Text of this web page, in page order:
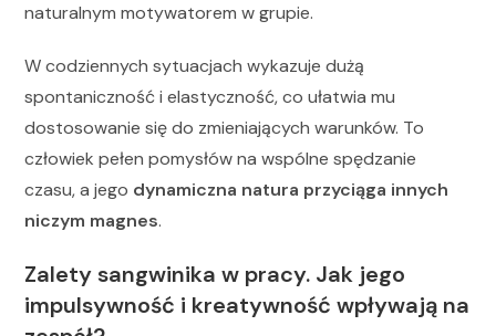
naturalnym motywatorem w grupie.
W codziennych sytuacjach wykazuje dużą
spontaniczność i elastyczność, co ułatwia mu
dostosowanie się do zmieniających warunków. To
człowiek pełen pomysłów na wspólne spędzanie
czasu, a jego dynamiczna natura przyciąga innych
niczym magnes.
Zalety sangwinika w pracy. Jak jego
impulsywność i kreatywność wpływają na